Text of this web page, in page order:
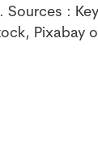
Sources :
Pixabay